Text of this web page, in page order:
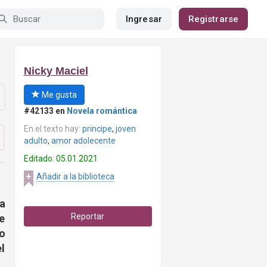
Ingresar Registrarse
Nicky Maciel
Me gusta
#42133 en Novela romántica
En el texto hay: principe, joven
adulto, amor adolecente
Editado: 05.01.2021
Añadir a la biblioteca
Reportar